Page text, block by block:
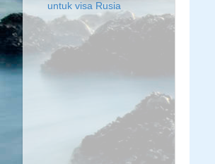
untuk visa Rusia